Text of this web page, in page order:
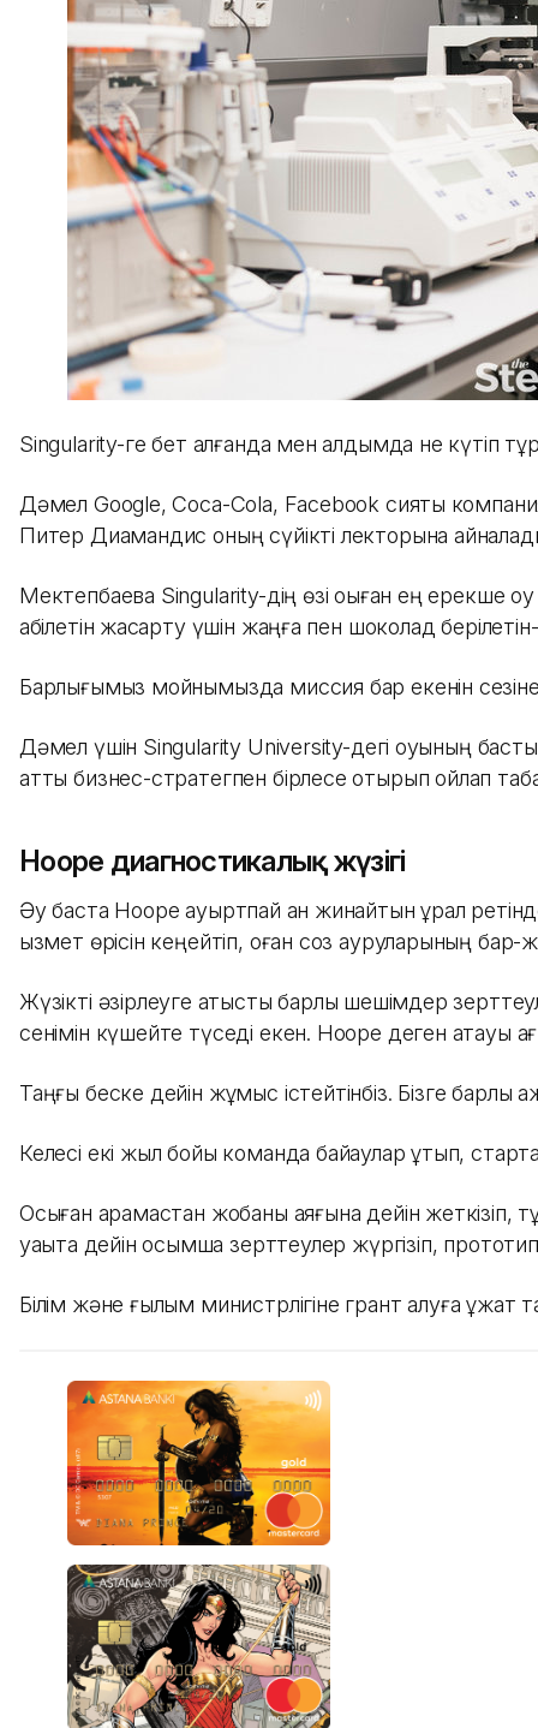
Singularity-ге бет алғанда мен алдымда не күтіп
Дәмел Google, Coca-Cola, Facebook сияқты
Питер Диамандис оның сүйікті лекторына
Мектепбаева Singularity-дің өзі оқыған ең ерекше
қабілетін жақсарту үшін жаңғақ пен шоколад
Барлығымыз мойнымызда миссия бар екенін
Дәмел үшін Singularity University-дегі оқуының
атты бизнес-стратегпен бірлесе отырып ойлап
Hoope диагностикалық жүзігі
Әу баста Hoope ауыртпай қан жинайтын құрал
қызмет өрісін кеңейтіп, оған соз ауруларының
Жүзікті әзірлеуге қатысты барлық шешімдер
сенімін күшейте түседі екен. Hoope деген атауы
Таңғы беске дейін жұмыс істейтінбіз. Бізге
Келесі екі жыл бойы команда байқаулар ұтып,
Осыған қарамастан жобаны аяғына дейін жеткізіп,
уақытқа дейін қосымша зерттеулер жүргізіп,
Білім және ғылым министрлігіне грант алуға құжат